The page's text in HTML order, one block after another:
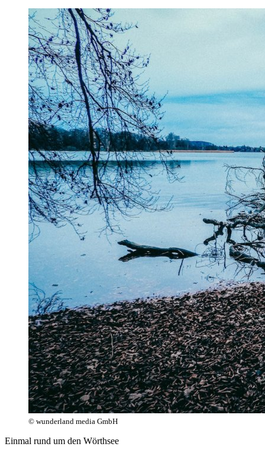
© wunderland media GmbH
Einmal rund um den Wörthsee